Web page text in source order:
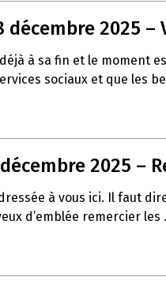
décembre 2025
à sa fin et le
sociaux et que les
2025 –
à vous ici. Il faut
d’emblée remercier les